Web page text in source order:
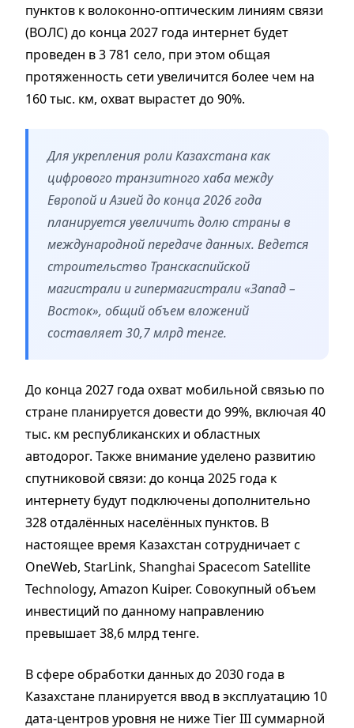
пунктов к волоконно-оптическим линиям связи
(ВОЛС) до конца 2027 года интернет будет
проведен в 3 781 село, при этом общая
протяженность сети увеличится более чем на
160 тыс. км, охват вырастет до 90%.
Для укрепления роли Казахстана как
цифрового транзитного хаба между
Европой и Азией до конца 2026 года
планируется увеличить долю страны в
международной передаче данных. Ведется
строительство Транскаспийской
магистрали и гипермагистрали «Запад –
Восток», общий объем вложений
составляет 30,7 млрд тенге.
До конца 2027 года охват мобильной связью по
стране планируется довести до 99%, включая 40
тыс. км республиканских и областных
автодорог. Также внимание уделено развитию
спутниковой связи: до конца 2025 года к
интернету будут подключены дополнительно
328 отдалённых населённых пунктов. В
настоящее время Казахстан сотрудничает с
OneWeb, StarLink, Shanghai Spacecom Satellite
Technology, Amazon Kuiper. Совокупный объем
инвестиций по данному направлению
превышает 38,6 млрд тенге.
В сфере обработки данных до 2030 года в
Казахстане планируется ввод в эксплуатацию 10
дата-центров уровня не ниже Tier III суммарной